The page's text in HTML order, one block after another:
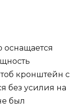
кронштейн с
без усилия на
был